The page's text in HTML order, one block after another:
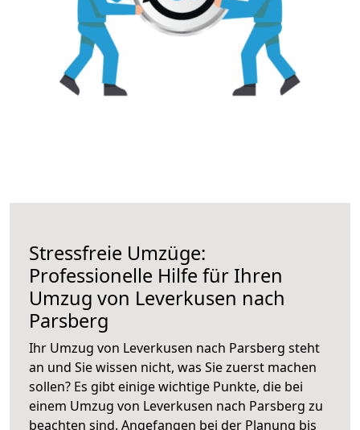
Stressfreie Umzüge:
Professionelle Hilfe für Ihren
Umzug von Leverkusen nach
Parsberg
Ihr Umzug von Leverkusen nach Parsberg steht
an und Sie wissen nicht, was Sie zuerst machen
sollen? Es gibt einige wichtige Punkte, die bei
einem Umzug von Leverkusen nach Parsberg zu
beachten sind. Angefangen bei der Planung bis